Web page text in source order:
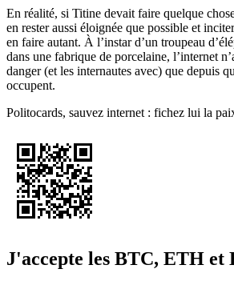
En réalité, si Titine devait faire quelque
en rester aussi éloignée que possible et
en faire autant. À l’instar d’un troupeau
dans une fabrique de porcelaine, l’internet
danger (et les internautes avec) que depuis
occupent.
Politocards, sauvez internet : fichez lui la
J'accepte les BTC, ETH et